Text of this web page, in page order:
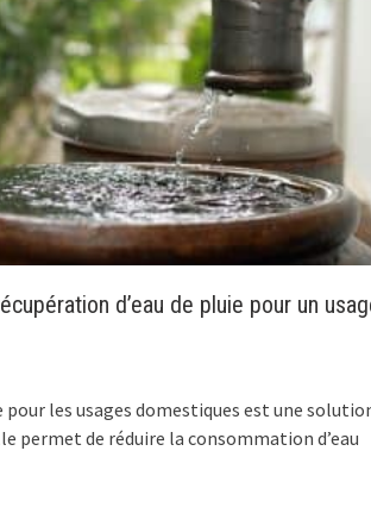
d’eau de pluie pour un
pour les usages domestiques est une
permet de réduire la consommation d’eau